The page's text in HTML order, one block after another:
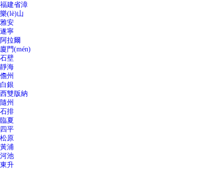
福建省漳
樂(lè)山
雅安
遂寧
阿拉爾
廈門(mén)
石壁
靜海
儋州
白銀
西雙版納
隨州
石排
臨夏
四平
松原
黃浦
河池
東升